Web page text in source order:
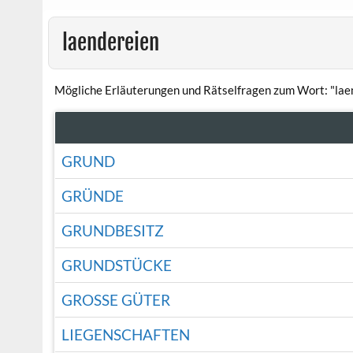
laendereien
Mögliche Erläuterungen und Rätselfragen zum Wort:
GRUND
GRÜNDE
GRUNDBESITZ
GRUNDSTÜCKE
GROSSE GÜTER
LIEGENSCHAFTEN